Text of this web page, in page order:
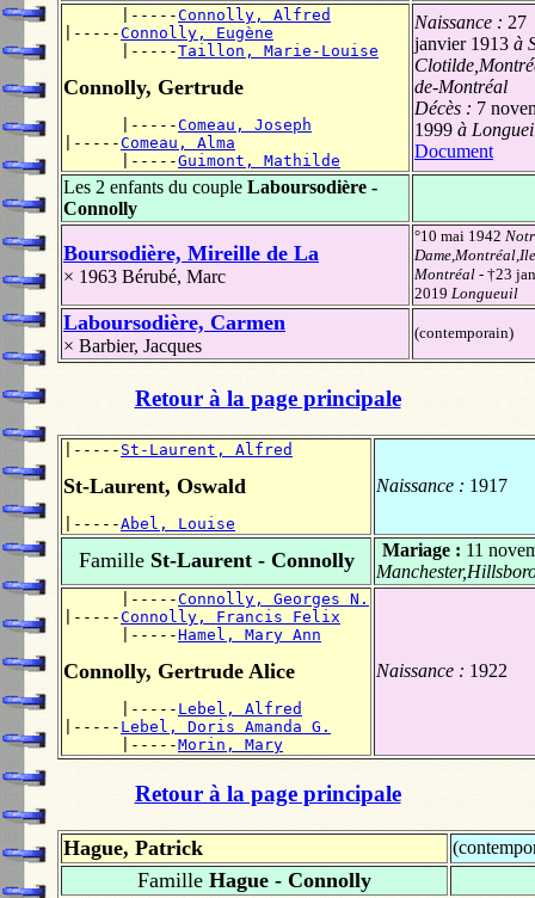
      |-----
Connolly, Alfred
|-----Connolly, Eugène
      |-----
Taillon, Marie-Louise
Connolly, Gertrude
      |-----
Comeau, Joseph
|-----Comeau, Alma
      |-----
Guimont, Mathilde
Naissance : 27
janvier 1913 à
de-Montréal
Décès : 7
1999 à
Document
Les 2 enfants du couple Laboursodière -
Connolly
Boursodière, Mireille de La
× 1963 Bérubé, Marc
°10 mai 1942
Montréal - †23
2019 Longueuil
Laboursodière, Carmen
× Barbier, Jacques
(contemporain)
Retour à la page principale
|----- St-Laurent, Alfred
St-Laurent, Oswald
|-----Abel, Louise
Naissance : 1917
FamilleSt-Laurent - Connolly Mariage : 11
      |-----
Connolly, Georges N.
|-----Connolly, Francis Felix
      |-----
Hamel, Mary Ann
Connolly, Gertrude Alice
      |-----
Lebel, Alfred
|----- Lebel, Doris Amanda G.
      |-----
Morin, Mary
Naissance : 1922
Retour à la page principale
Hague, Patrick
Famille Hague - Connolly